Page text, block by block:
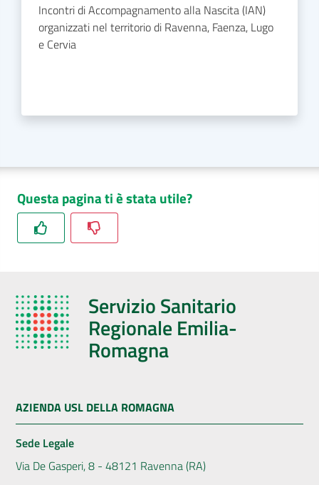
Incontri di Accompagnamento alla Nascita (IAN)
organizzati nel territorio di Ravenna, Faenza, Lugo
e Cervia
Questa pagina ti è stata utile?
Servizio Sanitario
Regionale Emilia-
Romagna
AZIENDA USL DELLA ROMAGNA
Sede Legale
Via De Gasperi, 8 - 48121 Ravenna (RA)